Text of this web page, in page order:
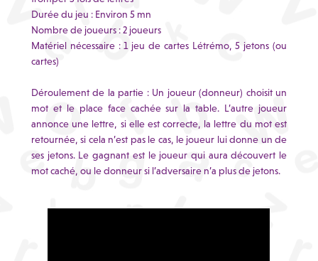
Boutique
Contact
Durée du jeu : Environ 5 mn
Nombre de joueurs : 2 joueurs
Matériel nécessaire : 1 jeu de cartes Létrémo, 5 jetons (ou
cartes)
Déroulement de la partie : Un joueur (donneur) choisit un
mot et le place face cachée sur la table. L’autre joueur
annonce une lettre, si elle est correcte, la lettre du mot est
retournée, si cela n’est pas le cas, le joueur lui donne un de
ses jetons. Le gagnant est le joueur qui aura découvert le
mot caché, ou le donneur si l’adversaire n’a plus de jetons.